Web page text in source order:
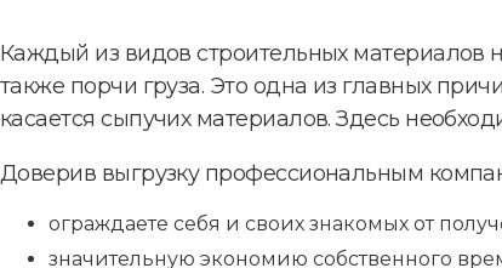
Каждый из видов строительных материалов
также порчи груза. Это одна из главных
касается сыпучих материалов. Здесь
Доверив выгрузку профессиональным
ограждаете себя и своих знакомых от
значительную экономию собственного